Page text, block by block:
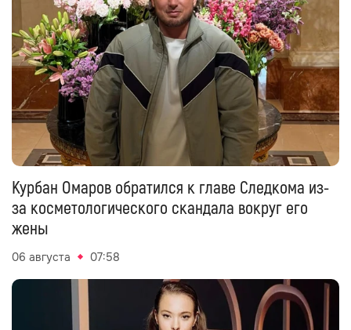
Курбан Омаров обратился к главе Следкома из-
за косметологического скандала вокруг его
жены
06 августа 07:58